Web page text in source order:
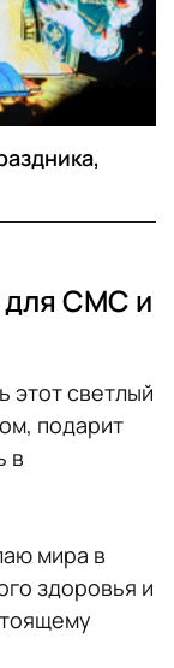
для СМС и
этот светлый
подарит
в
мира в
здоровья и